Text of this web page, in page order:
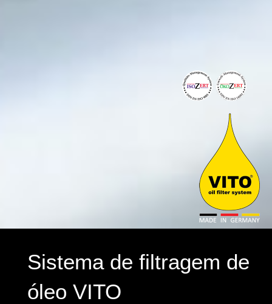
Sistema de filtragem de
óleo VITO